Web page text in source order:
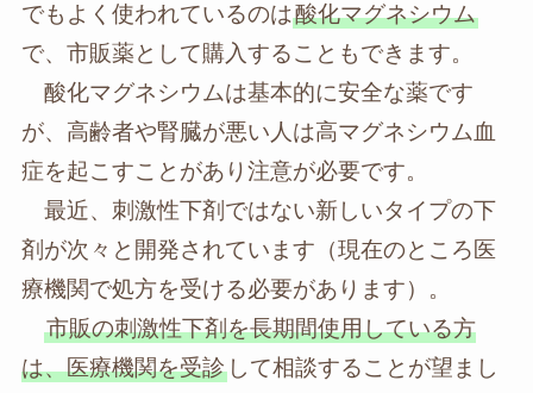
でもよく使われているのは酸化マグネシウム
で、市販薬として購入することもできます。
酸化マグネシウムは基本的に安全な薬です
が、高齢者や腎臓が悪い人は高マグネシウム血
症を起こすことがあり注意が必要です。
最近、刺激性下剤ではない新しいタイプの下
剤が次々と開発されています（現在のところ医
療機関で処方を受ける必要があります）。
市販の刺激性下剤を長期間使用している方
は、医療機関を受診して相談することが望まし